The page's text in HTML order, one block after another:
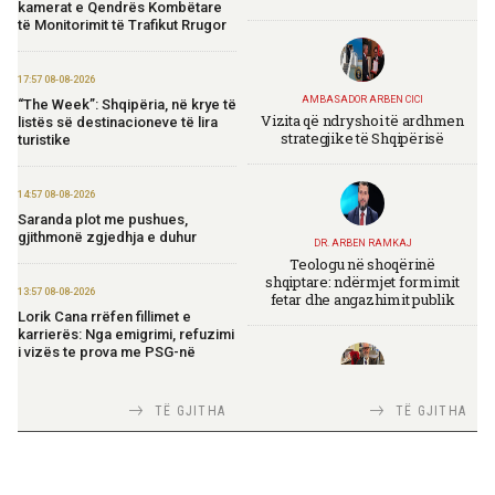
kamerat e Qendrës Kombëtare
të Monitorimit të Trafikut Rrugor
17:57 08-08-2026
“The Week”: Shqipëria, në krye të
listës së destinacioneve të lira
turistike
14:57 08-08-2026
Saranda plot me pushues,
gjithmonë zgjedhja e duhur
13:57 08-08-2026
Lorik Cana rrëfen fillimet e
karrierës: Nga emigrimi, refuzimi
i vizës te prova me PSG-në
Vijojnë punimet për Muzeun
TË GJITHA
AMBASADOR ARBEN CICI
Vizita që ndryshoi të ardhmen
strategjike të Shqipërisë
DR. ARBEN RAMKAJ
Teologu në shoqërinë
shqiptare: ndërmjet formimit
fetar dhe angazhimit publik
TIRANA DIPLOMATTË GJITHA